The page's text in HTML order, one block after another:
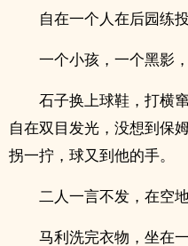
自在一个人在后园练
一个小孩，一个黑影
石子换上球鞋，打横
自在双目发光，没想到保
拐一拧，球又到他的手。
二人一言不发，在空
马利洗完衣物，坐在